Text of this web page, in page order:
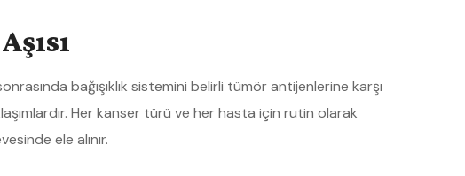
bağışıklık sistemini belirli tümör antijenlerine karşı
Her kanser türü ve her hasta için rutin olarak
ele alınır.